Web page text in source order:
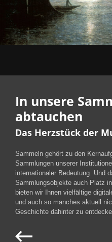
In unsere
abtauchen
Das Herzstück der
Sammeln gehört zu den
Sammlungen unserer
internationaler Bedeutung. Und
Sammlungsobjekte auch Platz
bieten wir Ihnen vielfältige
und auch so manches aktuell
Geschichte dahinter zu